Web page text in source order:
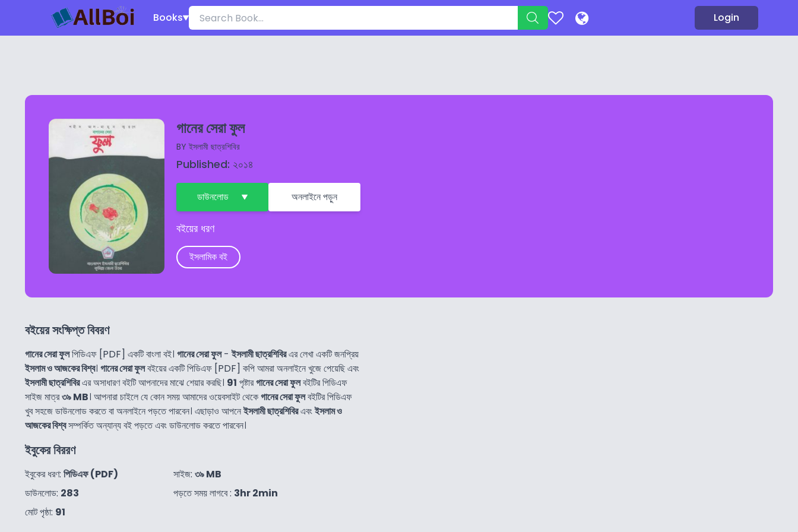
Books Login
গানের সেরা ফুল
BY ইসলামী ছাত্রশিবির
Published: ২০১৪
ডাউনলোড অনলাইনে পড়ুন
বইয়ের ধরণ
ইসলামিক বই
বইয়ের সংক্ষিপ্ত বিবরণ
গানের সেরা ফুলপিডিএফ [PDF] একটি বাংলা বই। গানের সেরা ফুল- ইসলামী ছাত্রশিবিরএর লেখা একটি জনপ্রিয়
ইসলাম ও আজকের বিশ্ব। গানের সেরা ফুলবইয়ের একটি পিডিএফ [PDF] কপি আমরা অনলাইনে খুজে পেয়েছি এবং
ইসলামী ছাত্রশিবিরএর অসাধারণ বইটি আপনাদের মাঝে শেয়ার করছি। 91 পৃষ্টারগানের সেরা ফুলবইটির পিডিএফ
সাইজ মাত্র৩৯ MB। আপনারা চাইলে যে কোন সময় আমাদের ওয়েবসাইট থেকেগানের সেরা ফুলবইটির পিডিএফ
খুব সহজে ডাউনলোড করতে বা অনলাইনে পড়তে পারবেন। এছাড়াও আপনেইসলামী ছাত্রশিবিরএবংইসলাম ও
আজকের বিশ্বসম্পর্কিত অন্যান্য বই পড়তে এবং ডাউনলোড করতে পারবেন।
ইবুকের বিররণ
ইবুকের ধরণ: পিডিএফ (PDF)
ডাউনলোড: 283
মোট পৃষ্ঠা: 91
সাইজ: ৩৯ MB
পড়তে সময় লাগবে : 3hr 2min